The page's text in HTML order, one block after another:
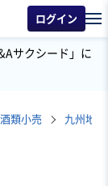
ログイン
サクシード」に
酒類小売